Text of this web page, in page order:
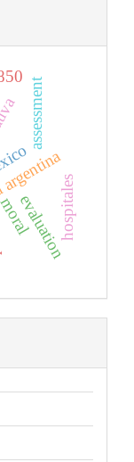
assessment
evaluationhospitales